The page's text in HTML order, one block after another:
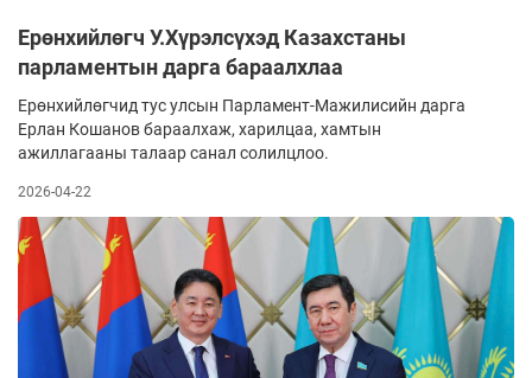
Ерөнхийлөгч У.Хүрэлсүхэд Казахстаны
парламентын дарга бараалхлаа
Ерөнхийлөгчид тус улсын Парламент-Мажилисийн дарга
Ерлан Кошанов бараалхаж, харилцаа, хамтын
ажиллагааны талаар санал солилцлоо.
2026-04-22